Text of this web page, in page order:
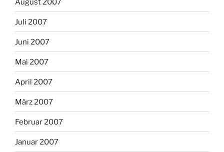
August 2007
Juli 2007
Juni 2007
Mai 2007
April 2007
März 2007
Februar 2007
Januar 2007